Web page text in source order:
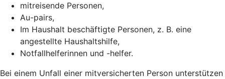
mitreisende Personen,
Au-pairs,
Im Haushalt beschäftigte Personen, z. B. eine
angestellte Haushaltshilfe,
Notfallhelferinnen und -helfer.
Bei einem Unfall einer mitversicherten Person unterstützen